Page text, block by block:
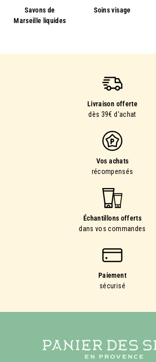
Savons de
Marseille liquides
Soins visage
Livraison offerte
dès 39€ d'achat
Vos achats
récompensés
Échantillons offerts
dans vos commandes
Paiement
sécurisé
Non, merci
*Code valable hors offres et promotions. Non
Politique de
vous désinscrire à tout moment.